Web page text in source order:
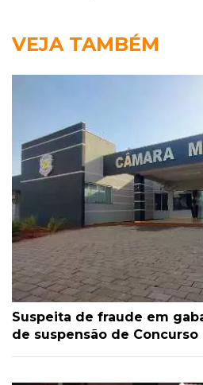
VEJA TAMBÉM
Suspeita de fraude em
de suspensão de Concurso